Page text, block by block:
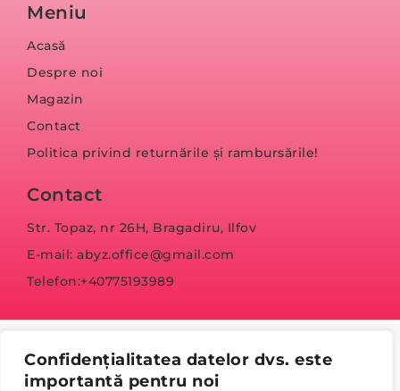
Confidențialitatea datelor dvs. este
importantă pentru noi
Meniu
Acasă
Despre noi
Magazin
Contact
Politica privind returnările și rambursările!
Contact
Str. Topaz, nr 26H, Bragadiru, Ilfov
E-mail: abyz.office@gmail.com
Telefon:+40775193989